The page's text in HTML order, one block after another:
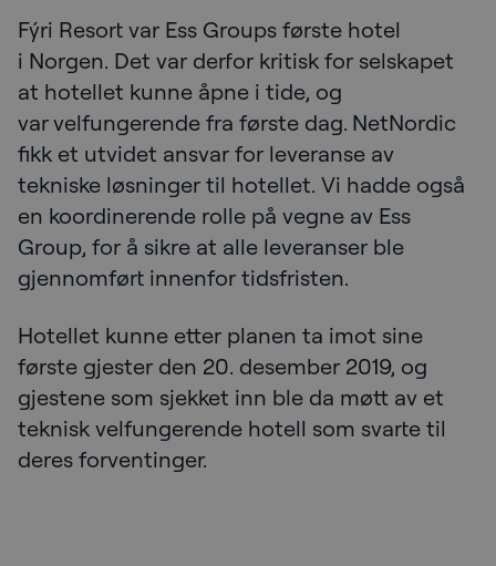
Fýri Resort var Ess Groups første hotel
i Norgen. Det var derfor kritisk for selskapet
at hotellet kunne åpne i tide, og
var velfungerende fra første dag. NetNordic
fikk et utvidet ansvar for leveranse av
tekniske løsninger til hotellet. Vi hadde også
en koordinerende rolle på vegne av Ess
Group, for å sikre at alle leveranser ble
gjennomført innenfor tidsfristen.
Hotellet kunne etter planen ta imot sine
første gjester den 20. desember 2019, og
gjestene som sjekket inn ble da møtt av et
teknisk velfungerende hotell som svarte til
deres forventinger.